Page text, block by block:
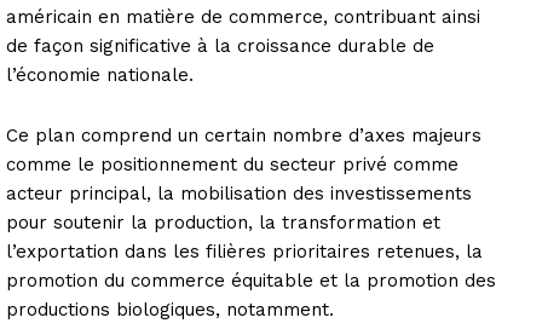
américain en matière de commerce, contribuant ainsi
de façon significative à la croissance durable de
l’économie nationale.
Ce plan comprend un certain nombre d’axes majeurs
comme le positionnement du secteur privé comme
acteur principal, la mobilisation des investissements
pour soutenir la production, la transformation et
l’exportation dans les filières prioritaires retenues, la
promotion du commerce équitable et la promotion des
productions biologiques, notamment.